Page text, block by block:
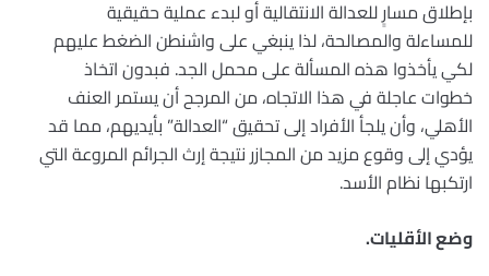
بإطلاق مسارٍ للعدالة الانتقالية أو لبدء عملية حقيقية
للمساءلة والمصالحة، لذا ينبغي على واشنطن الضغط عليهم
لكي يأخذوا هذه المسألة على محمل الجد. فبدون اتخاذ
خطوات عاجلة في هذا الاتجاه، من المرجح أن يستمر العنف
الأهلي، وأن يلجأ الأفراد إلى تحقيق “العدالة” بأيديهم، مما قد
يؤدي إلى وقوع مزيد من المجازر نتيجة إرث الجرائم المروعة التي
ارتكبها نظام الأسد.
وضع الأقليات.